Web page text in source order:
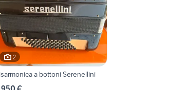
2
a bottoni Serenellini